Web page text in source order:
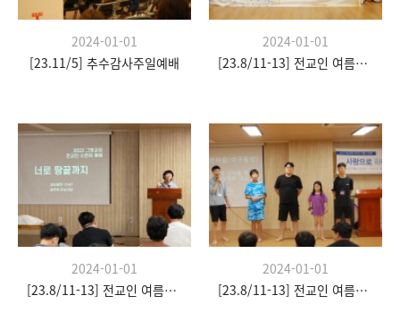
2024-01-01
[23.11/5] 추수감사주일예배
2024-01-01
[23.8/11-13] 전교인 여름수련회
2024-01-01
[23.8/11-13] 전교인 여름수련회
2024-01-01
[23.8/11-13] 전교인 여름수련회